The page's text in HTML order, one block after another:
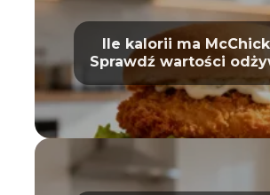
Ile kalorii ma
Sprawdź wartości